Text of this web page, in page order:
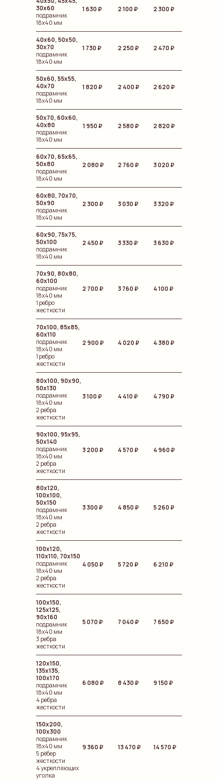
30х60
подрамник
18х40 мм
1 630 ₽ 2 100 ₽ 2 300 ₽
40х60, 50х50,
30х70
подрамник
18х40 мм
1 730 ₽ 2 250 ₽ 2 470 ₽
50х60, 55х55,
40х70
подрамник
18х40 мм
1 820 ₽ 2 400 ₽ 2 620 ₽
50х70, 60х60,
40х80
подрамник
18х40 мм
1 950 ₽ 2 580 ₽ 2 820 ₽
60х70, 65х65,
50х80
подрамник
18х40 мм
2 080 ₽ 2 760 ₽ 3 020 ₽
60х80, 70х70,
50х90
подрамник
18х40 мм
2 300₽ 3 030 ₽ 3 320 ₽
60х90, 75х75,
50х100
подрамник
18х40 мм
2 450 ₽ 3 330₽ 3 630 ₽
70х90, 80х80,
60х100
подрамник
18х40 мм
1 ребро
жесткости
2 700 ₽ 3 760 ₽ 4 100 ₽
70х100, 85х85,
60х110
подрамник
18х40 мм
1 ребро
жесткости
2 900 ₽ 4 020 ₽ 4 380₽
80х100, 90х90,
50х130
подрамник
18х40 мм
2 ребра
жесткости
3 100 ₽ 4 410 ₽ 4 790 ₽
90х100, 95х95,
50х140
подрамник
18х40 мм
2 ребра
жесткости
3 200 ₽ 4 570 ₽ 4 960 ₽
80х120,
100х100,
50х150
подрамник
18х40 мм
2 ребра
жесткости
3 300 ₽ 4 850 ₽ 5 260 ₽
100x120,
110x110, 70x150
подрамник
18х40 мм
2 ребра
жесткости
4 050 ₽ 5 720 ₽ 6 210₽
100x150,
125x125,
90x160
подрамник
18х40 мм
3 ребра
жесткости
5 070 ₽ 7 040 ₽ 7 650 ₽
120x150,
135x135,
100x170
подрамник
18х40 мм
4 ребра
жесткости
6 080 ₽ 8 430₽ 9 150 ₽
150x200,
100x300
подрамник
18х40 мм
5 рёбер
жесткости
4 укрепляющих
уголка
9 360 ₽ 13 470₽ 14 570 ₽